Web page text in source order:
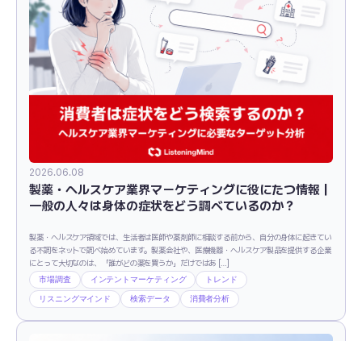
2026.06.08
製薬・ヘルスケア業界マーケティングに役にたつ情報｜
一般の人々は身体の症状をどう調べているのか？
製薬・ヘルスケア領域では、生活者は医師や薬剤師に相談する前から、自分の身体に起きてい
る不調をネットで調べ始めています。製薬会社や、医療機器・ヘルスケア製品を提供する企業
にとって大切なのは、「誰がどの薬を買うか」だけではあ […]
市場調査 インテントマーケティング トレンド
リスニングマインド 検索データ 消費者分析